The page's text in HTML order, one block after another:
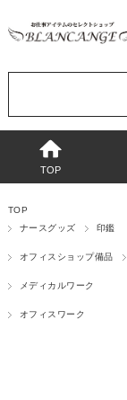
TOP
TOP
ナースグッズ
印鑑
オフィスショップ備品
メディカルワーク
オフィスワーク